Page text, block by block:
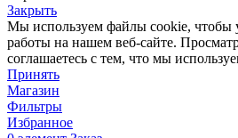
Закрыть
Мы используем файлы cookie, чтобы
работы на нашем веб-сайте.
соглашаетесь с тем, что мы
Принять
Магазин
Фильтры
Избранное